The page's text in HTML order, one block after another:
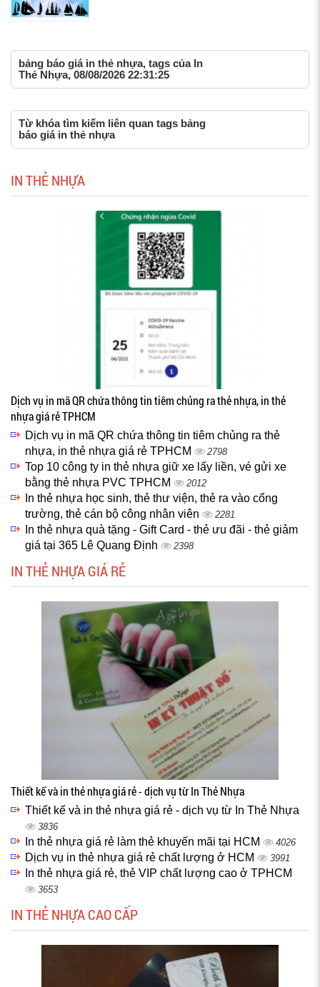
bảng báo giá in thẻ nhựa, tags của In
Thẻ Nhựa, 08/08/2026 22:31:25
Từ khóa tìm kiếm liên quan tags bảng
báo giá in thẻ nhựa
IN THẺ NHỰA
Dịch vụ in mã QR chứa thông tin tiêm chủng ra thẻ nhựa, in thẻ
nhựa giá rẻ TPHCM
Dịch vụ in mã QR chứa thông tin tiêm chủng ra thẻ
nhựa, in thẻ nhựa giá rẻ TPHCM
2798
Top 10 công ty in thẻ nhựa giữ xe lấy liền, vé gửi xe
bằng thẻ nhựa PVC TPHCM
2012
In thẻ nhựa học sinh, thẻ thư viện, thẻ ra vào cổng
trường, thẻ cán bộ công nhân viên
2281
In thẻ nhựa quà tặng - Gift Card - thẻ ưu đãi - thẻ giảm
giá tại 365 Lê Quang Định
2398
IN THẺ NHỰA GIÁ RẺ
Thiết kế và in thẻ nhựa giá rẻ - dịch vụ từ In Thẻ Nhựa
Thiết kế và in thẻ nhựa giá rẻ - dịch vụ từ In Thẻ Nhựa
3836
In thẻ nhựa giá rẻ làm thẻ khuyến mãi tại HCM 4026
Dịch vụ in thẻ nhựa giá rẻ chất lượng ở HCM 3991
In thẻ nhựa giá rẻ, thẻ VIP chất lượng cao ở TPHCM
3653
IN THẺ NHỰA CAO CẤP